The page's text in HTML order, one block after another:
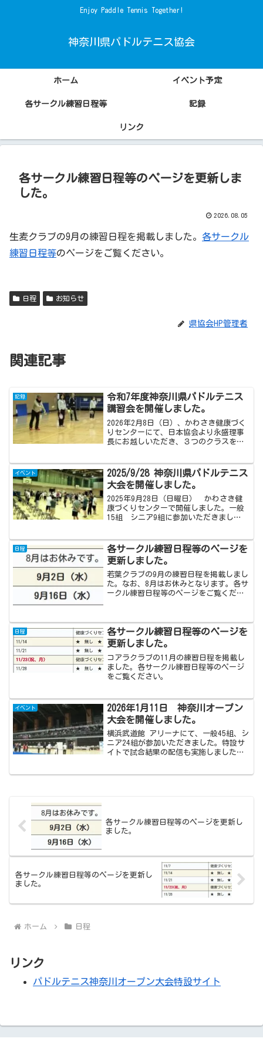
Enjoy Paddle Tennis Together!
神奈川県パドルテニス協会
ホーム イベント予定
各サークル練習日程等 記録
リンク
各サークル練習日程等のページを更新しま
した。
2026.08.05
生麦クラブの9月の練習日程を掲載しました。 各サークル
練習日程等のページをご覧ください。
日程 お知らせ
県協会HP管理者
関連記事
記録
令和7年度神奈川県パドルテニス
講習会を開催しました。
2026年2月8日（日）、かわさき健康づく
りセンターにて、日本協会より永盛理事
長にお越しいただき、３つのクラスを開
者の皆様、参加いただいた方々、ありが
とうございました。...
イベント
2025/9/28 神奈川県パドルテニス
大会を開催しました。
2025年9月28日（日曜日） かわさき健
康づくりセンターで開催しました。一般
15組 シニア9組に参加いただきまし
ます。準備・運営をお手伝いいただいた
方、参加いただいた...
日程
各サークル練習日程等のページを
更新しました。
若葉クラブの9月の練習日程を掲載しまし
た。なお、8月はお休みとなります。各サ
ークル練習日程等のページをご覧くださ
日程
各サークル練習日程等のページを
更新しました。
コアラクラブの11月の練習日程を掲載し
ました。各サークル練習日程等のページ
をご覧ください。
イベント
2026年1月11日 神奈川オープン
大会を開催しました。
横浜武道館 アリーナにて、一般45組、シ
ニア24組が参加いただきました。特設サ
イトで試合結果の配信も実施しました。
各サークル練習日程等のページを更新し
ました。
各サークル練習日程等のページを更新し
ました。
ホーム 日程
リンク
パドルテニス神奈川オープン大会特設サイト